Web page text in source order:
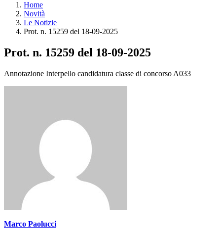
Home
Novità
Le Notizie
Prot. n. 15259 del 18-09-2025
Prot. n. 15259 del 18-09-2025
Annotazione Interpello candidatura classe di concorso A033
Marco Paolucci